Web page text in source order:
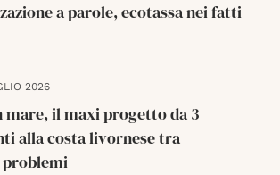
a parole, ecotassa nei fatti
2026
mare, il maxi progetto da 3
alla costa livornese tra